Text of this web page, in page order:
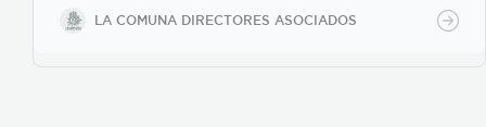
fuertemente en la selección de casting, en el tono
para los actores con instrucciones claras, paletas de
LA COMUNA DIRECTORES ASOCIADOS